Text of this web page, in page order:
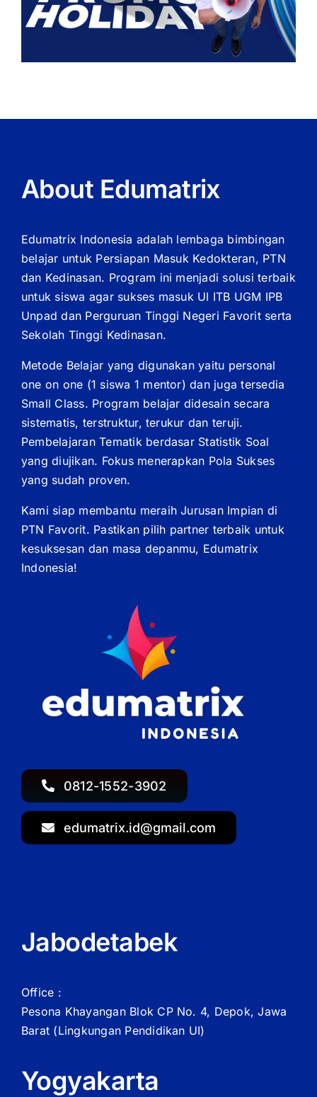
0812-1552-3902
edumatrix.id@gmail.com
About Edumatrix
Edumatrix Indonesia adalah lembaga bimbingan
belajar untuk Persiapan Masuk Kedokteran, PTN
dan Kedinasan. Program ini menjadi solusi terbaik
untuk siswa agar sukses masuk UI ITB UGM IPB
Unpad dan Perguruan Tinggi Negeri Favorit serta
Sekolah Tinggi Kedinasan.
Metode Belajar yang digunakan yaitu personal
one on one (1 siswa 1 mentor) dan juga tersedia
Small Class. Program belajar didesain secara
sistematis, terstruktur, terukur dan teruji.
Pembelajaran Tematik berdasar Statistik Soal
yang diujikan. Fokus menerapkan Pola Sukses
yang sudah proven.
Kami siap membantu meraih Jurusan Impian di
PTN Favorit. Pastikan pilih partner terbaik untuk
kesuksesan dan masa depanmu, Edumatrix
Indonesia!
Jabodetabek
Office :
Pesona Khayangan Blok CP No. 4, Depok, Jawa
Barat (Lingkungan Pendidikan UI)
Yogyakarta